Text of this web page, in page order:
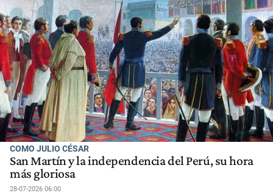
COMO JULIO CÉSAR
San Martín y la independencia del Perú, su hora
más gloriosa
28-07-2026 06:00